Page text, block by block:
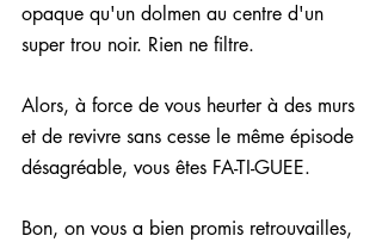
opaque qu'un dolmen au centre d'un
super trou noir. Rien ne filtre.
Alors, à force de vous heurter à des murs
et de revivre sans cesse le même épisode
désagréable, vous êtes FA-TI-GUEE.
Bon, on vous a bien promis retrouvailles,